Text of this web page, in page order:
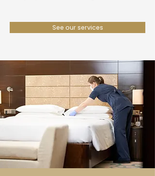
See our services